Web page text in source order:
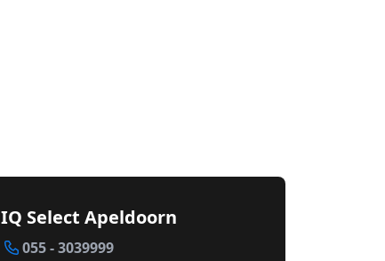
IQ Select Apeldoorn
055 - 3039999